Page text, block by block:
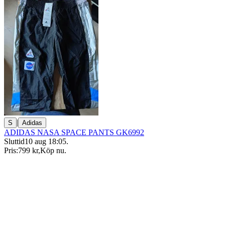
S | Adidas
ADIDAS NASA SPACE PANTS GK6992
Sluttid10 aug 18:05.
Pris:799 kr,Köp nu.